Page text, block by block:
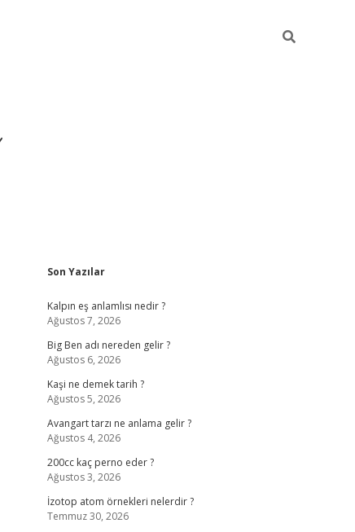
Sidebar
Son Yazılar
Kalpın eş anlamlısı nedir ?
Ağustos 7, 2026
Big Ben adı nereden gelir ?
Ağustos 6, 2026
Kaşi ne demek tarih ?
Ağustos 5, 2026
Avangart tarzı ne anlama gelir ?
Ağustos 4, 2026
200cc kaç perno eder ?
Ağustos 3, 2026
İzotop atom örnekleri nelerdir ?
Temmuz 30, 2026